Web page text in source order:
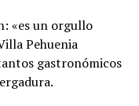
«es un orgullo
Pehuenia
gastronómicos